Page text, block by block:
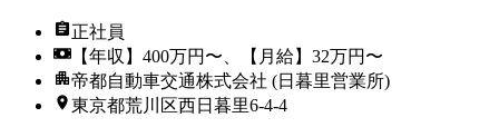
正社員
【年収】400万円〜、【月給】32万円〜
帝都自動車交通株式会社 (日暮里営業所)
東京都荒川区西日暮里6-4-4